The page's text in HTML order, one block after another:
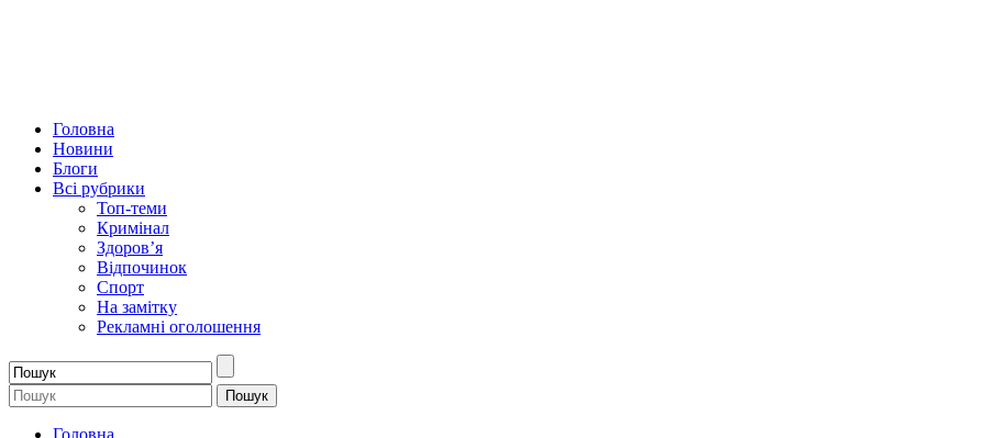
Головна
Новини
Блоги
Всі рубрики
Топ-теми
Кримінал
Здоров’я
Відпочинок
Спорт
На замітку
Рекламні оголошення
Головна